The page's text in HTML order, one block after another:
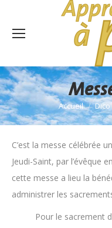
Vous êtes ici :
Accueil
C’est la messe célébrée
Jeudi-Saint, par l’évêque
cette messe a lieu la
administrer les
Pour le sacrement